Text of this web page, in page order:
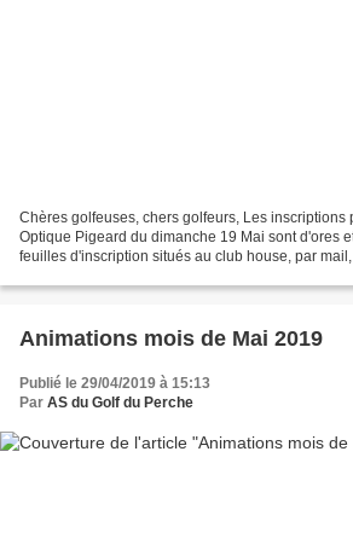
Chères golfeuses, chers golfeurs, Les inscriptions
Optique Pigeard du dimanche 19 Mai sont d'ores
feuilles d'inscription situés au club house, par
Animations mois de Mai 2019
Publié le 29/04/2019 à 15:13
Par AS du Golf du Perche